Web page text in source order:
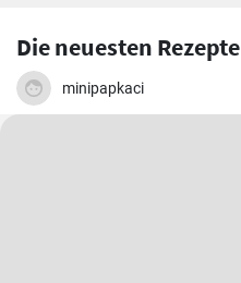
Die neuesten Rezepte
minipapkaci